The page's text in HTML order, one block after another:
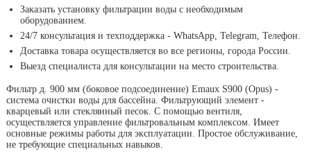
Заказать установку фильтрации воды с необходимым
оборудованием.
24/7 консультация и техподдержка - WhatsApp, Telegram, Телефон.
Доставка товара осуществляется во все регионы, города России.
Выезд специалиста для консультации на место строительства.
Фильтр д. 900 мм (боковое подсоединение) Emaux S900 (Opus) -
система очистки воды для бассейна. Фильтрующий элемент -
кварцевый или стеклянный песок. С помощью вентиля,
осуществляется управление фильтровальным комплексом. Имеет
основные режимы работы для эксплуатации. Простое обслуживание,
не требующие специальных навыков.